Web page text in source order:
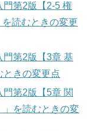
門第2版【2-5 権
読むときの変更
第2版【3章 基
ときの変更点
第2版【5章 関
」を読むときの変